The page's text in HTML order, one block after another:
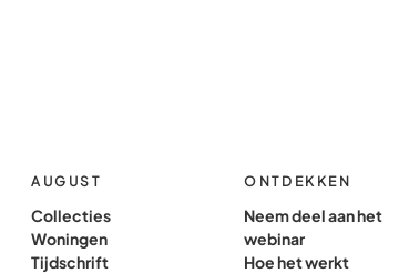
AUGUST
Collecties
Woningen
Tijdschrift
ONTDEKKEN
Neem deel aan het
webinar
Hoe het werkt